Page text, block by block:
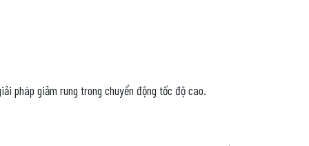
pháp giảm rung trong chuyển động tốc độ cao.